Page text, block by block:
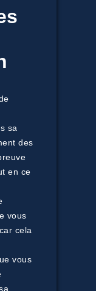
sa
des
en ce
vous
cela
vous